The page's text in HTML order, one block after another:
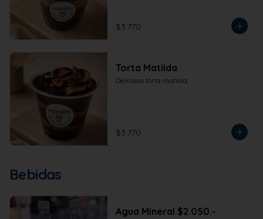
$3.770
Torta Matilda
Deliciosa torta matilda.
$3.770
Bebidas
Agua Mineral $2.050.-